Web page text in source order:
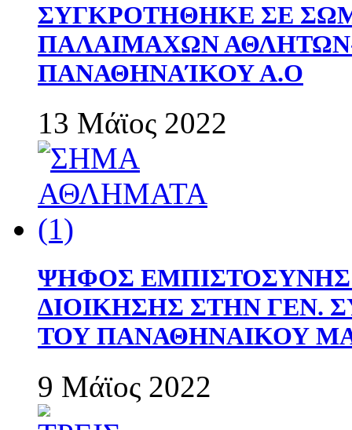
ΣΥΓΚΡΟΤΗΘΗΚΕ ΣΕ
ΠΑΛΑΙΜΑΧΩΝ
ΠΑΝΑΘΗΝΑΊΚΟΥ Α.Ο
13 Μάϊος 2022
ΨΗΦΟΣ
ΔΙΟΙΚΗΣΗΣ ΣΤΗΝ ΓΕΝ.
ΤΟΥ ΠΑΝΑΘΗΝΑΙΚΟΥ
9 Μάϊος 2022